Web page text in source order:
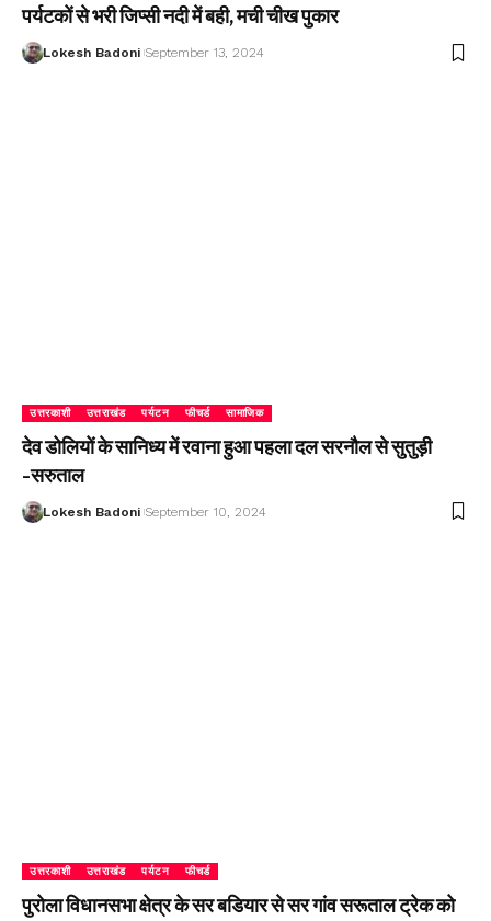
पर्यटकों से भरी जिप्सी नदी में बही, मची चीख पुकार
Lokesh Badoni September 13, 2024
उत्तरकाशी उत्तराखंड पर्यटन फीचर्ड सामाजिक
देव डोलियों के सानिध्य में रवाना हुआ पहला दल सरनौल से सुतुड़ी
-सरुताल
Lokesh Badoni September 10, 2024
उत्तरकाशी उत्तराखंड पर्यटन फीचर्ड
पुरोला विधानसभा क्षेत्र के सर बडियार से सर गांव सरूताल ट्रेक को